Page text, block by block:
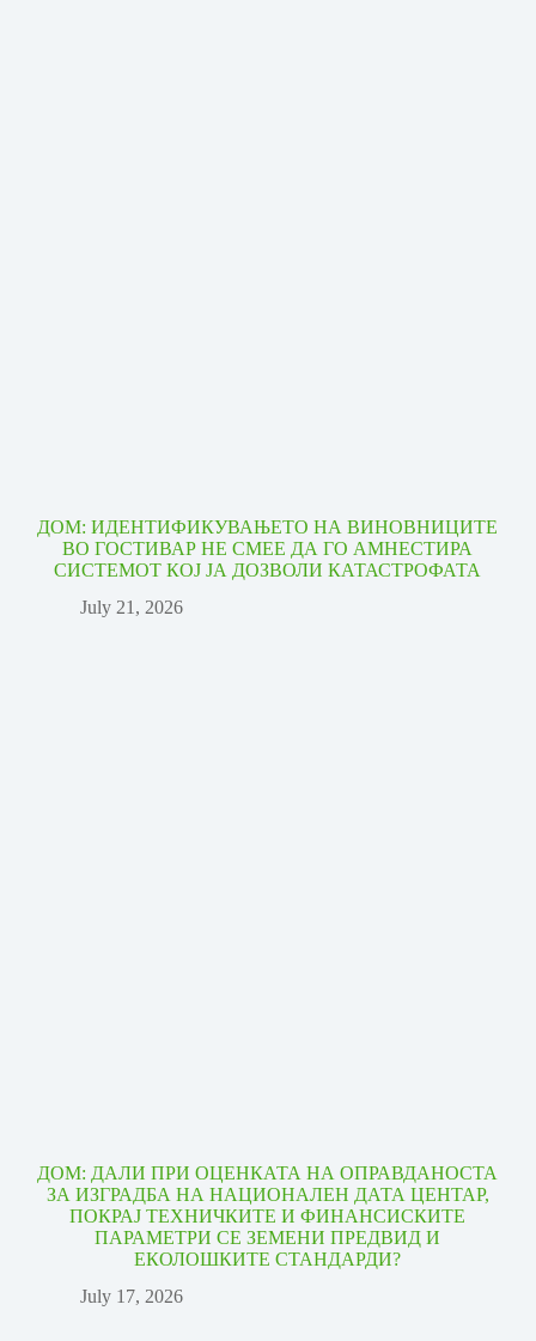
ДОМ: ИДЕНТИФИКУВАЊЕТО НА ВИНОВНИЦИТЕ
ВО ГОСТИВАР НЕ СМЕЕ ДА ГО АМНЕСТИРА
СИСТЕМОТ КОЈ ЈА ДОЗВОЛИ КАТАСТРОФАТА
July 21, 2026
ДОМ: ДАЛИ ПРИ ОЦЕНКАТА НА ОПРАВДАНОСТА
ЗА ИЗГРАДБА НА НАЦИОНАЛЕН ДАТА ЦЕНТАР,
ПОКРАЈ ТЕХНИЧКИТЕ И ФИНАНСИСКИТЕ
ПАРАМЕТРИ СЕ ЗЕМЕНИ ПРЕДВИД И
ЕКОЛОШКИТЕ СТАНДАРДИ?
July 17, 2026